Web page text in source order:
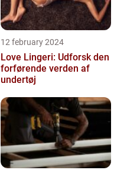
12 february 2024
Love Lingeri: Udforsk den
forførende verden af
undertøj